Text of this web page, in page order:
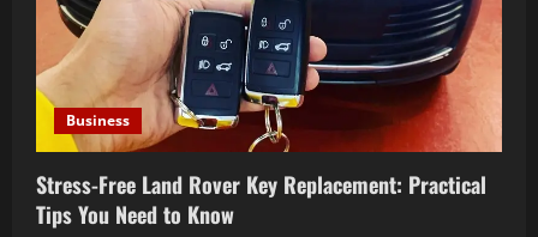
Business
Stress-Free Land Rover Key Replacement: Practical
Tips You Need to Know